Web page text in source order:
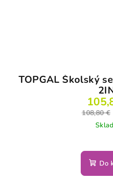
TOPGAL Školský
108,80 €
Do